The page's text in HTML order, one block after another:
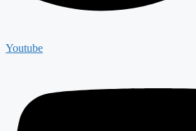
Youtube